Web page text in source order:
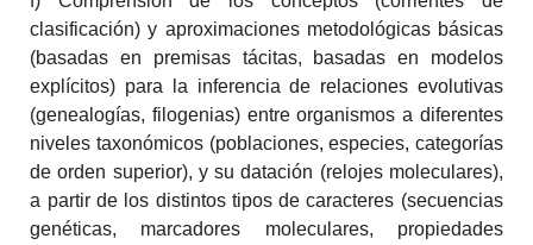
clasificación) y aproximaciones metodológicas básicas
(basadas en premisas tácitas, basadas en modelos
explícitos) para la inferencia de relaciones evolutivas
(genealogías, filogenias) entre organismos a diferentes
niveles taxonómicos (poblaciones, especies, categorías
de orden superior), y su datación (relojes moleculares),
a partir de los distintos tipos de caracteres (secuencias
genéticas, marcadores moleculares, propiedades